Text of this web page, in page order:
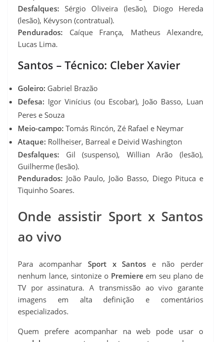
Desfalques: Sérgio Oliveira (lesão), Diogo Hereda
(lesão), Kévyson (contratual).
Pendurados: Caíque França, Matheus Alexandre,
Lucas Lima.
Santos – Técnico: Cleber Xavier
Goleiro: Gabriel Brazão
Defesa: Igor Vinícius (ou Escobar), João Basso, Luan
Peres e Souza
Meio-campo: Tomás Rincón, Zé Rafael e Neymar
Ataque: Rollheiser, Barreal e Deivid Washington
Desfalques: Gil (suspenso), Willian Arão (lesão),
Guilherme (lesão).
Pendurados: João Paulo, João Basso, Diego Pituca e
Tiquinho Soares.
Onde assistir Sport x Santos
ao vivo
Para acompanhar Sport x Santos e não perder
nenhum lance, sintonize o Premiere em seu plano de
TV por assinatura. A transmissão ao vivo garante
imagens em alta definição e comentários
especializados.
Quem prefere acompanhar na web pode usar o